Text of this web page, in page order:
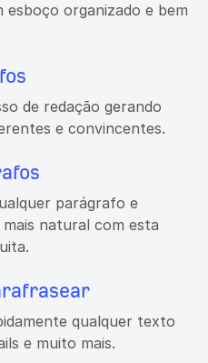
esboço organizado e bem
de redação gerando
e convincentes.
parágrafo e
natural com esta
qualquer texto
e muito mais.